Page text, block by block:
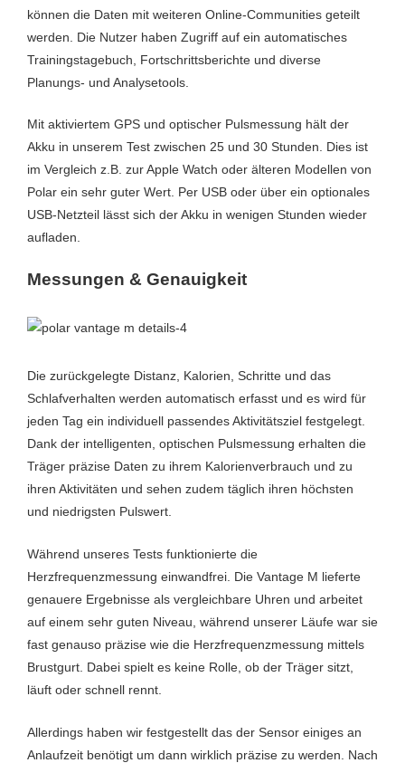
können die Daten mit weiteren Online-Communities geteilt
werden. Die Nutzer haben Zugriff auf ein automatisches
Trainingstagebuch, Fortschrittsberichte und diverse
Planungs- und Analysetools.
Mit aktiviertem GPS und optischer Pulsmessung hält der
Akku in unserem Test zwischen 25 und 30 Stunden. Dies ist
im Vergleich z.B. zur Apple Watch oder älteren Modellen von
Polar ein sehr guter Wert. Per USB oder über ein optionales
USB-Netzteil lässt sich der Akku in wenigen Stunden wieder
aufladen.
Messungen & Genauigkeit
Die zurückgelegte Distanz, Kalorien, Schritte und das
Schlafverhalten werden automatisch erfasst und es wird für
jeden Tag ein individuell passendes Aktivitätsziel festgelegt.
Dank der intelligenten, optischen Pulsmessung erhalten die
Träger präzise Daten zu ihrem Kalorienverbrauch und zu
ihren Aktivitäten und sehen zudem täglich ihren höchsten
und niedrigsten Pulswert.
Während unseres Tests funktionierte die
Herzfrequenzmessung einwandfrei. Die Vantage M lieferte
genauere Ergebnisse als vergleichbare Uhren und arbeitet
auf einem sehr guten Niveau, während unserer Läufe war sie
fast genauso präzise wie die Herzfrequenzmessung mittels
Brustgurt. Dabei spielt es keine Rolle, ob der Träger sitzt,
läuft oder schnell rennt.
Allerdings haben wir festgestellt das der Sensor einiges an
Anlaufzeit benötigt um dann wirklich präzise zu werden. Nach